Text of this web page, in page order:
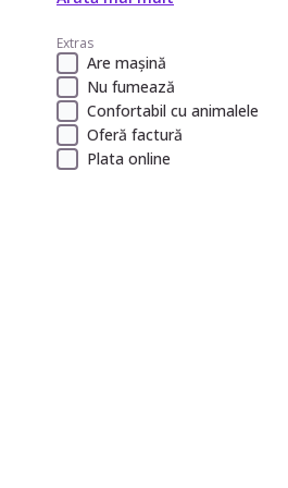
Extras
Are mașină
Nu fumează
Confortabil cu animalele
Oferă factură
Plata online